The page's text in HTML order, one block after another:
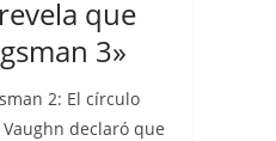
que
3»
2: El círculo
declaró que